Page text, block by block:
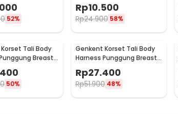
52%
Rp10.500
Rp24.900 58%
Tali Body
Breast
50%
Genkent Korset Tali Body
Harness Punggung Breast
Rp27.400
Rp51.900 48%